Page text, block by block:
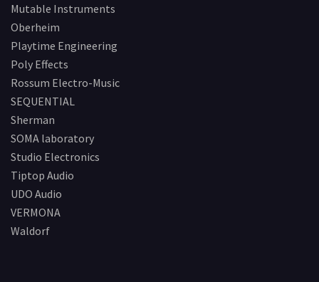
Mutable Instruments
Oberheim
Playtime Engineering
Poly Effects
Rossum Electro-Music
SEQUENTIAL
Sherman
SOMA laboratory
Studio Electronics
Tiptop Audio
UDO Audio
VERMONA
Waldorf